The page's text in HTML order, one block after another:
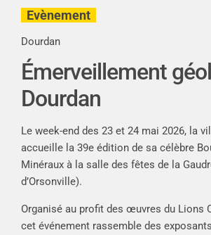
Evènement
Dourdan
Émerveillement
Dourdan
Le week-end des 23 et 24 mai 2026, la
accueille la 39e édition de sa célèbre
Minéraux à la salle des fêtes de la
d’Orsonville).
Organisé au profit des œuvres du Lions
cet événement rassemble des